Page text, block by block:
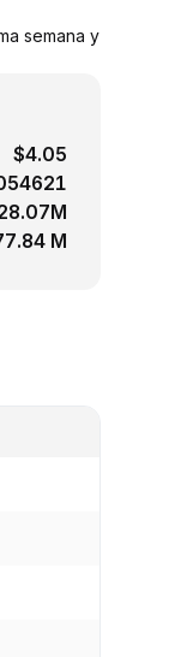
semana y
$4.05
M